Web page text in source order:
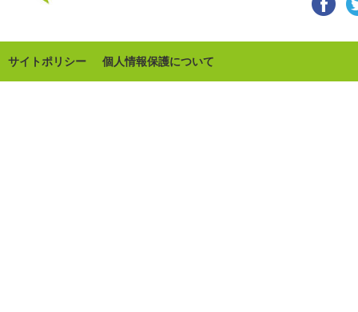
サイトポリシー 個人情報保護について